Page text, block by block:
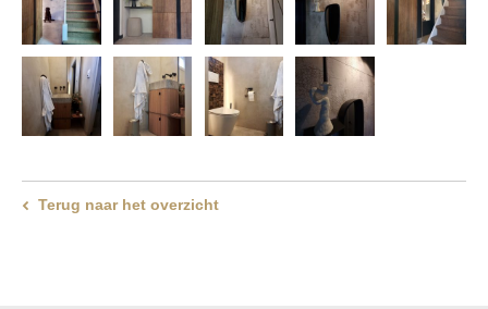
Terug naar het overzicht